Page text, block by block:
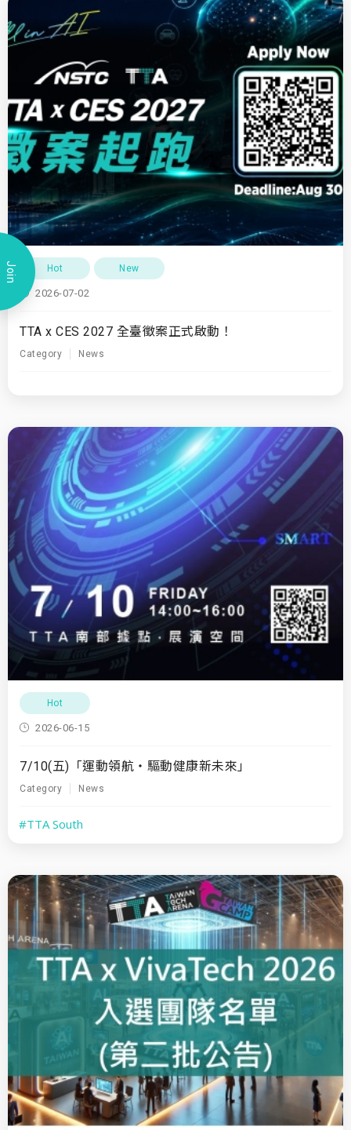
Join Hot New
2026-07-02
TTA x CES 2027 全臺徵案正式啟動！
Category News
Hot
2026-06-15
7/10(五)「運動領航・驅動健康新未來」
Category News
#TTA South